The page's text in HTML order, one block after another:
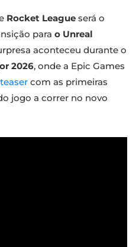
Rocket League será o
para o Unreal
aconteceu durante o
2026, onde a Epic Games
com as primeiras
jogo a correr no novo